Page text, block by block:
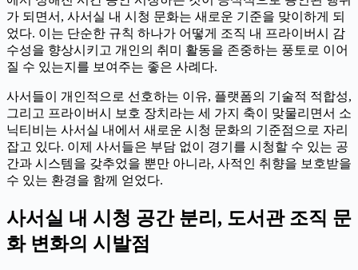
가 되면서, 사서실 내 시청 문화는 새로운 기준을 맞이하게 되
었다. 이는 단순한 규칙 하나가 어떻게 조직 내 프라이버시 감
수성을 향상시키고 개인의 취미 활동을 존중하는 풍토로 이어
질 수 있는지를 보여주는 좋은 사례다.
사서들이 개인적으로 선호하는 이유, 플랫폼의 기술적 적합성,
그리고 프라이버시 보호 장치라는 세 가지 축이 맞물리면서 소
닉티비는 사서실 내에서 새로운 시청 문화의 기준점으로 자리
잡고 있다. 이제 사서들은 부담 없이 경기를 시청할 수 있는 공
간과 시스템을 갖추었을 뿐만 아니라, 사적인 취향을 보호받을
수 있는 환경을 함께 얻었다.
사서실 내 시청 공간 분리, 도서관 조직 문
화 변화의 시발점